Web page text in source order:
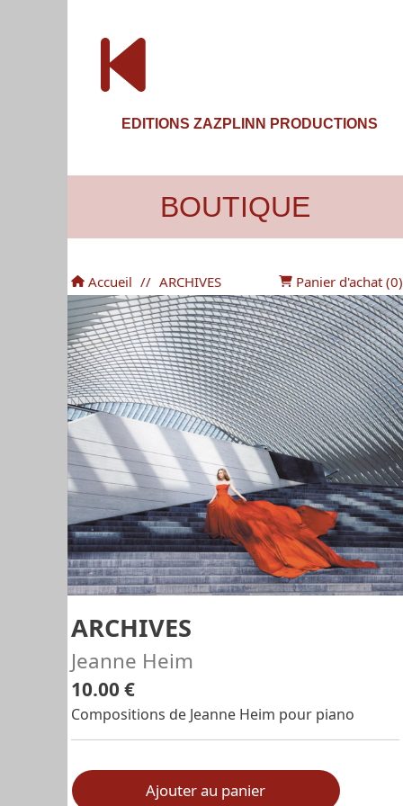
EDITIONS ZAZPLINN PRODUCTIONS
BOUTIQUE
Accueil // ARCHIVES Panier d'achat (0)
ARCHIVES
Jeanne Heim
10.00 €
Compositions de Jeanne Heim pour piano
Ajouter au panier